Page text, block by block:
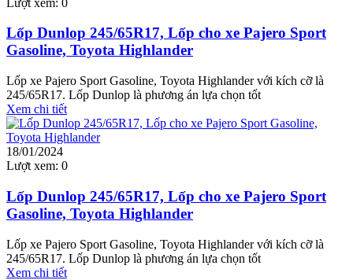
Lốp Dunlop 245/65R17, Lốp cho xe Pajero Sport
Gasoline, Toyota Highlander
Lốp xe Pajero Sport Gasoline, Toyota Highlander với kích cỡ là
245/65R17. Lốp Dunlop là phương án lựa chọn tốt
Xem chi tiết
18/01/2024
Lượt xem: 0
Lốp Dunlop 245/65R17, Lốp cho xe Pajero Sport
Gasoline, Toyota Highlander
Lốp xe Pajero Sport Gasoline, Toyota Highlander với kích cỡ là
245/65R17. Lốp Dunlop là phương án lựa chọn tốt
Xem chi tiết